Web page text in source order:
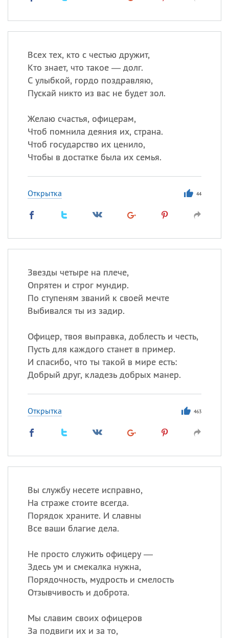
Всех тех, кто с честью дружит,
Кто знает, что такое — долг.
С улыбкой, гордо поздравляю,
Пускай никто из вас не будет зол.
Желаю счастья, офицерам,
Чтоб помнила деяния их, страна.
Чтоб государство их ценило,
Чтобы в достатке была их семья.
Открытка 44
Звезды четыре на плече,
Опрятен и строг мундир.
По ступеням званий к своей мечте
Выбивался ты из задир.
Офицер, твоя выправка, доблесть и честь,
Пусть для каждого станет в пример.
И спасибо, что ты такой в мире есть:
Добрый друг, кладезь добрых манер.
Открытка 463
Вы службу несете исправно,
На страже стоите всегда.
Порядок храните. И славны
Все ваши благие дела.
Не просто служить офицеру —
Здесь ум и смекалка нужна,
Порядочность, мудрость и смелость
Отзывчивость и доброта.
Мы славим своих офицеров
За подвиги их и за то,